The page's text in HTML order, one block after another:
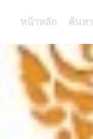
หน้าหลัก ค้นหา